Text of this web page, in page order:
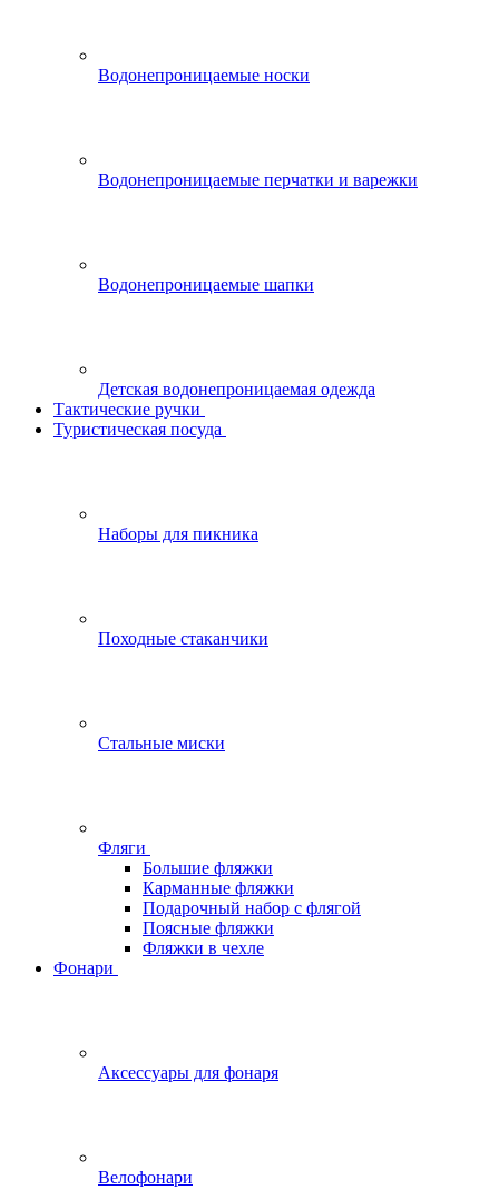
Водонепроницаемые носки
Водонепроницаемые перчатки и варежки
Водонепроницаемые шапки
Детская водонепроницаемая одежда
Тактические ручки
Туристическая посуда
Наборы для пикника
Походные стаканчики
Стальные миски
Фляги
Большие фляжки
Карманные фляжки
Подарочный набор с флягой
Поясные фляжки
Фляжки в чехле
Фонари
Аксессуары для фонаря
Велофонари